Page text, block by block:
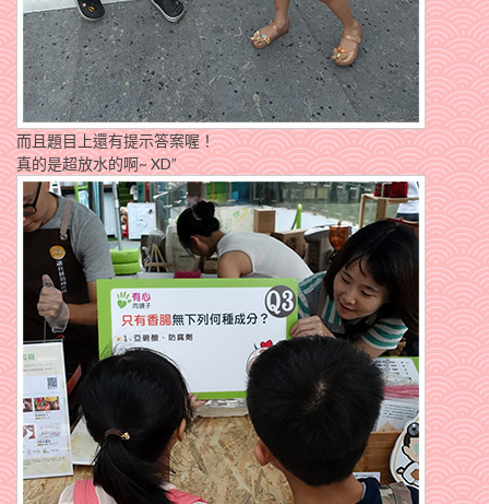
而且題目上還有提示答案喔！
真的是超放水的啊~ XD”